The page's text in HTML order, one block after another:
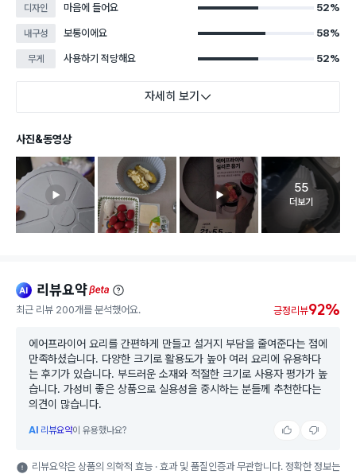
디자인 마음에 들어요 52%
내구성 보통이에요 58%
무게 사용하기 적당해요 52%
자세히 보기
사진&동영상
고객 리뷰
55
더보기
ai 리뷰요약beta
최근 리뷰 200개를 분석했어요. 긍정리뷰92%
에어프라이어 요리를 간편하게 만들고 설거지 부담을 줄여준다는 점에
만족하셨습니다. 다양한 크기로 활용도가 높아 여러 요리에 유용하다
는 후기가 있습니다. 부드러운 소재와 적절한 크기로 사용자 평가가 높
습니다. 가성비 좋은 상품으로 실용성을 중시하는 분들께 추천한다는
의견이 많습니다.
AI 리뷰요약이 유용했나요?
리뷰요약은 상품의 의학적 효능 · 효과 및 품질인증과 무관합니다. 정확한 정보는